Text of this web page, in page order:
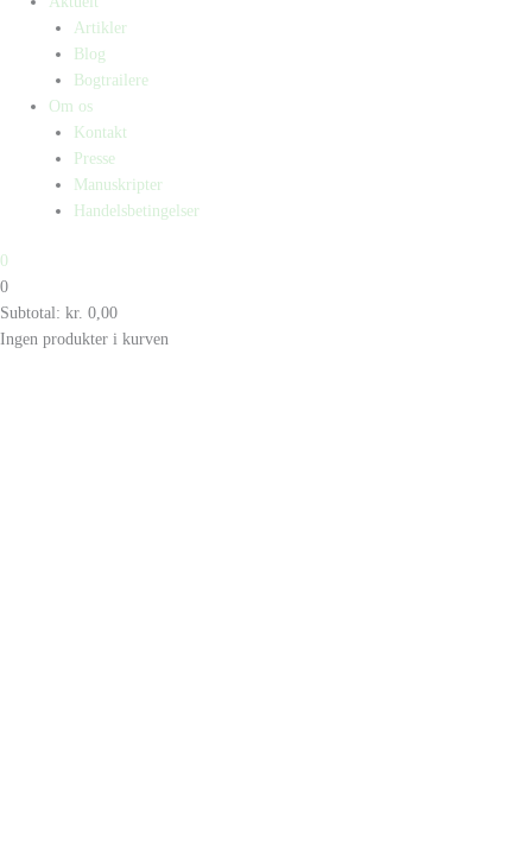
Artikler
Blog
Bogtrailere
Om os
Kontakt
Presse
Manuskripter
Handelsbetingelser
0
0
Subtotal: kr. 0,00
Ingen produkter i kurven